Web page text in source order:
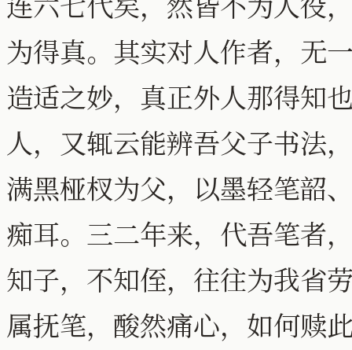
为得真。其实对人作者，无
造适之妙，真正外人那得知
人，又辄云能辨吾父子书法
满黑桠杈为父，以墨轻笔韶
痴耳。三二年来，代吾笔者
知子，不知侄，往往为我省
属抚笔，酸然痛心，如何赎